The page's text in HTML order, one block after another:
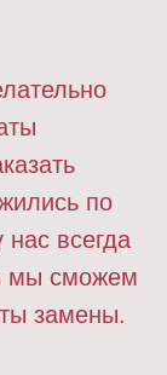
по
нас всегда
мы сможем
замены.